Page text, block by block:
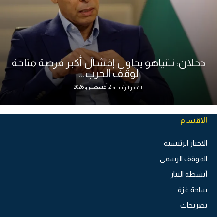
دحلان: نتنياهو يحاول إفشال أكبر فرصة متاحة
لوقف الحرب...
الاخبار الرئيسية 2 أغسطس، 2026
الاقسام
الاخبار الرئيسية
الموقف الرسمي
أنشطة التيار
ساحة غزة
تصريحات